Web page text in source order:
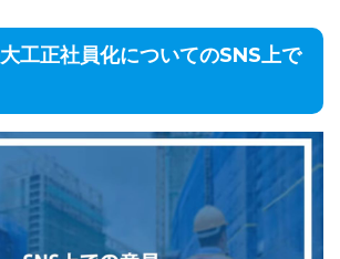
工正社員化についてのSNS上で